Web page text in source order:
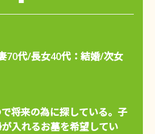
70代/長女40代：結婚/次女
将来の為に探している。子
入れるお墓を希望してい